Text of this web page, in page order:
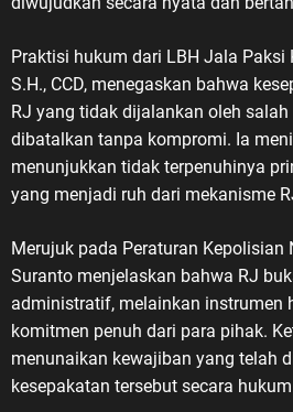
Praktisi hukum dari LBH Jala Paksi
S.H., CCD, menegaskan bahwa
RJ yang tidak dijalankan oleh
dibatalkan tanpa kompromi. Ia
menunjukkan tidak terpenuhinya
yang menjadi ruh dari mekanisme
Merujuk pada Peraturan Kepolisian
Suranto menjelaskan bahwa RJ
administratif, melainkan instrumen
komitmen penuh dari para pihak.
menunaikan kewajiban yang telah
kesepakatan tersebut secara